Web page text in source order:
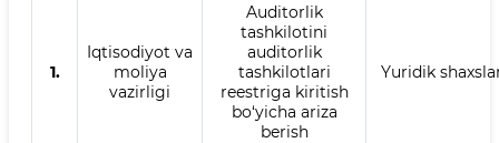
1.
Iqtisodiyot va
moliya
vazirligi
Auditorlik
tashkilotini
auditorlik
tashkilotlari
reestriga kiritish
bo‘yicha ariza
berish
Yuridik